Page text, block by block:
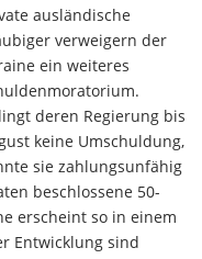
ausländische
verweigern der
ein weiteres
deren Regierung bis
keine Umschuldung,
sie zahlungsunfähig
beschlossene 50-
erscheint so in einem
Entwicklung sind